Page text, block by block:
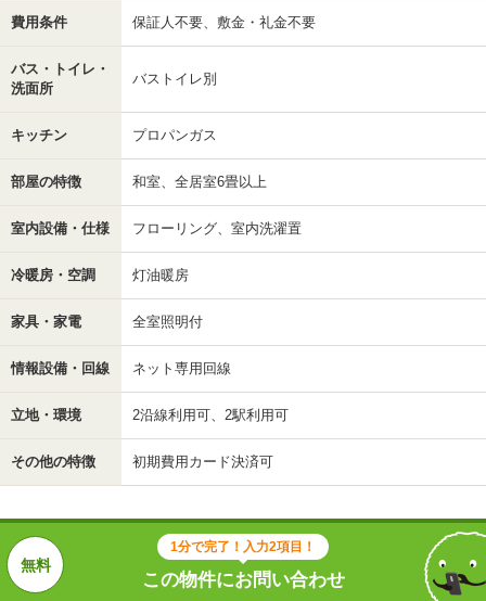
費用条件 保証人不要、敷金・礼金不要
バス・トイレ・
洗面所
バストイレ別
キッチン プロパンガス
部屋の特徴 和室、全居室6畳以上
室内設備・仕様 フローリング、室内洗濯置
冷暖房・空調 灯油暖房
家具・家電 全室照明付
情報設備・回線 ネット専用回線
立地・環境 2沿線利用可、2駅利用可
その他の特徴 初期費用カード決済可
1分で完了！入力2項目！
この物件にお問い合わせ